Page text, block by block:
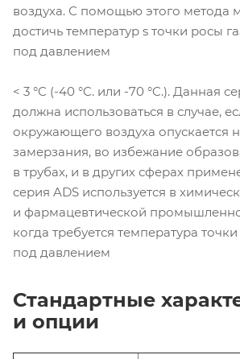
воздуха. С помощью этого
достичь температур s точки росы
под давлением
< 3 °C (-40 °C. или -70 °C.). Данная
должна использоваться в случае,
окружающего воздуха опускается
замерзания, во избежание
в трубах, и в других сферах
серия ADS используется в
и фармацевтической
когда требуется температура
под давлением
Стандартные
и опции